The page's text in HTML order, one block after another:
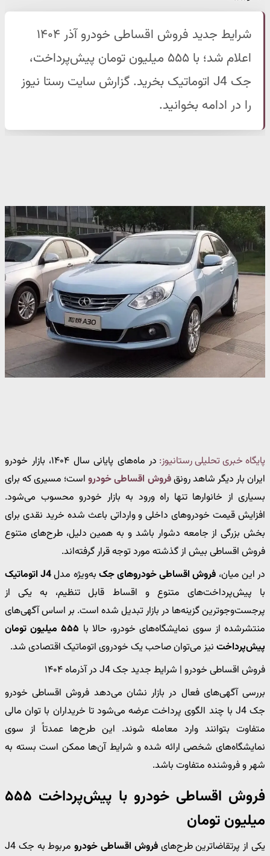
شرایط جدید فروش اقساطی خودرو آذر ۱۴۰۴
اعلام شد؛ با ۵۵۵ میلیون تومان پیش‌پرداخت،
جک J4 اتوماتیک بخرید. گزارش سایت رستا نیوز
را در ادامه بخوانید.
پایگاه خبری تحلیلی رستانیوز:
در ماه‌های پایانی سال ۱۴۰۴، بازار خودرو
ایران بار دیگر شاهد رونقفروش اقساطی خودرواست؛ مسیری که برای
بسیاری از خانوارها تنها راه ورود به بازار خودرو محسوب می‌شود.
افزایش قیمت خودروهای داخلی و وارداتی باعث شده خرید نقدی برای
بخش بزرگی از جامعه دشوار باشد و به همین دلیل، طرح‌های متنوع
فروش اقساطی بیش از گذشته مورد توجه قرار گرفته‌اند.
در این میان، فروش اقساطی خودروهای جک به‌ویژه مدلJ4 اتوماتیک
با پیش‌پرداخت‌های متنوع و اقساط قابل تنظیم، به یکی از
پرجست‌وجوترین گزینه‌ها در بازار تبدیل شده است. بر اساس آگهی‌های
منتشرشده از سوی نمایشگاه‌های خودرو، حالا با
۵۵۵ میلیون تومان
پیش‌پرداخت نیز می‌توان صاحب یک خودروی اتوماتیک اقتصادی شد.
فروش اقساطی خودرو | شرایط جدید جک J4 در آذرماه ۱۴۰۴
بررسی آگهی‌های فعال در بازار نشان می‌دهد فروش اقساطی خودرو
جک J4 با چند الگوی پرداخت عرضه می‌شود تا خریداران با توان مالی
متفاوت بتوانند وارد معامله شوند. این طرح‌ها عمدتاً از سوی
نمایشگاه‌های شخصی ارائه شده و شرایط آن‌ها ممکن است بسته به
شهر و فروشنده متفاوت باشد.
فروش اقساطی خودرو با پیش‌پرداخت ۵۵۵
میلیون تومان
یکی از پرتقاضاترین طرح‌هایفروش اقساطی خودرو مربوط به جک J4